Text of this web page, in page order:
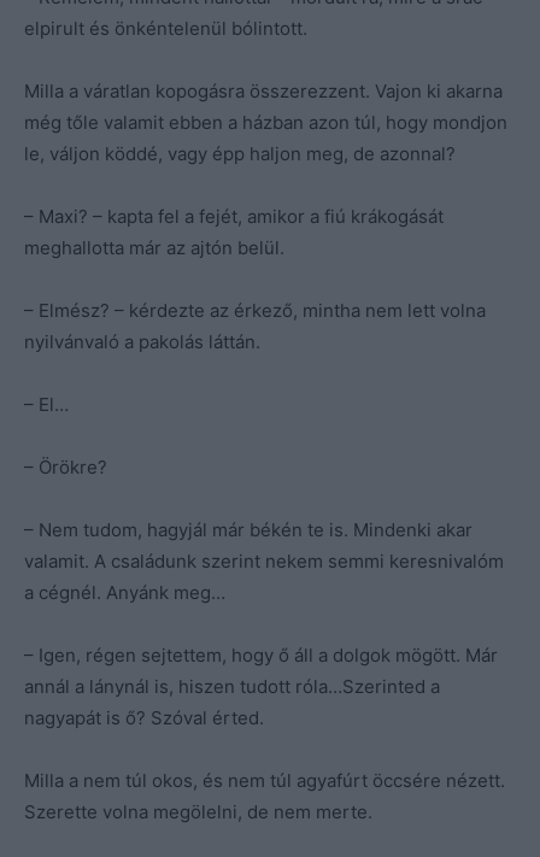
elpirult és önkéntelenül bólintott.
Milla a váratlan kopogásra összerezzent. Vajon ki akarna
még tőle valamit ebben a házban azon túl, hogy mondjon
le, váljon köddé, vagy épp haljon meg, de azonnal?
– Maxi? – kapta fel a fejét, amikor a fiú krákogását
meghallotta már az ajtón belül.
– Elmész? – kérdezte az érkező, mintha nem lett volna
nyilvánvaló a pakolás láttán.
– El…
– Örökre?
– Nem tudom, hagyjál már békén te is. Mindenki akar
valamit. A családunk szerint nekem semmi keresnivalóm
a cégnél. Anyánk meg…
– Igen, régen sejtettem, hogy ő áll a dolgok mögött. Már
annál a lánynál is, hiszen tudott róla…Szerinted a
nagyapát is ő? Szóval érted.
Milla a nem túl okos, és nem túl agyafúrt öccsére nézett.
Szerette volna megölelni, de nem merte.